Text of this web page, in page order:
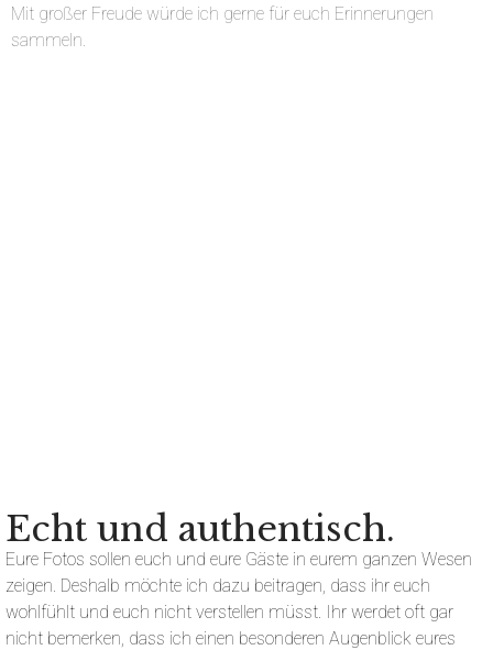
Mit großer Freude würde ich gerne für euch Erinnerungen
sammeln.
Echt und authentisch.
Eure Fotos sollen euch und eure Gäste in eurem ganzen Wesen
zeigen. Deshalb möchte ich dazu beitragen, dass ihr euch
wohlfühlt und euch nicht verstellen müsst. Ihr werdet oft gar
nicht bemerken, dass ich einen besonderen Augenblick eures